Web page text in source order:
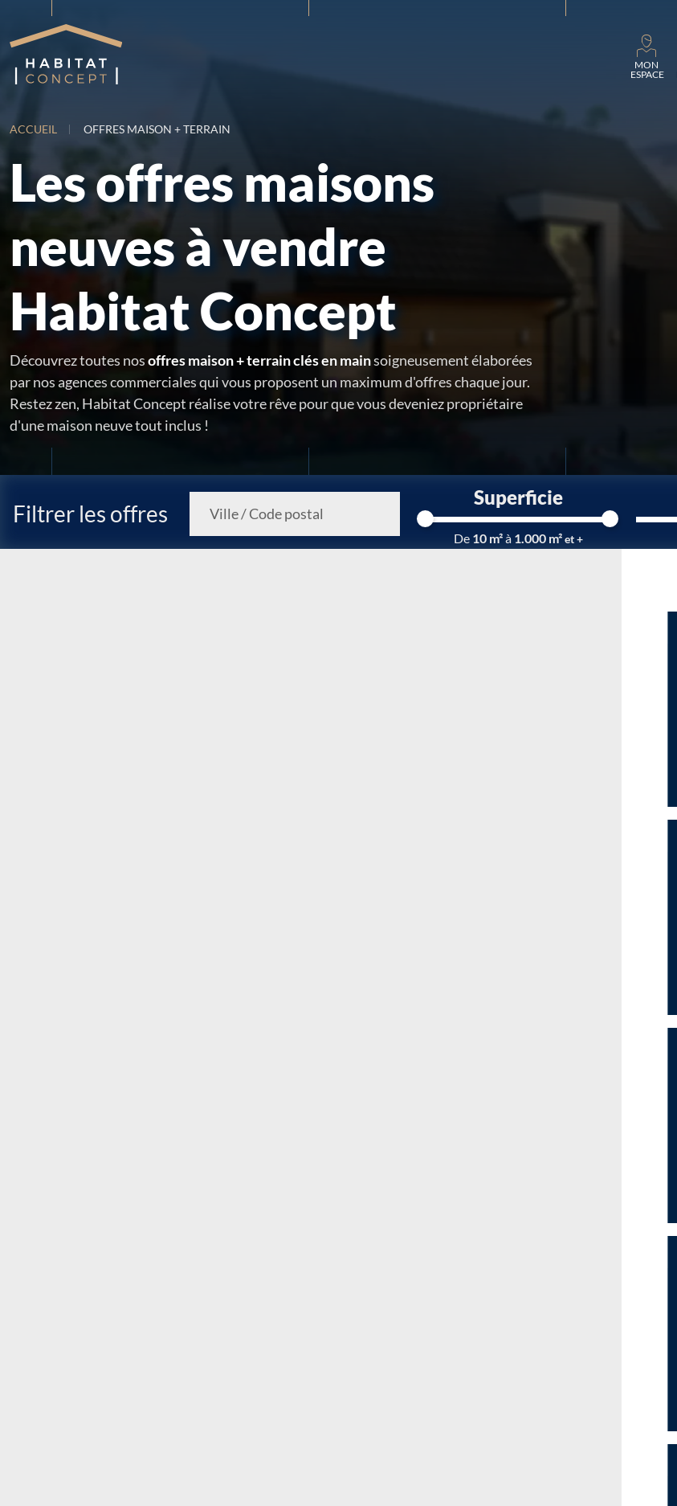
MON
ESPACE
ACCUEIL OFFRES MAISON + TERRAIN
Les offres maisons
neuves à vendre
Habitat Concept
Découvrez toutes nosoffres maison + terrain clés en mainsoigneusement élaborées
par nos agences commerciales qui vous proposent un maximum d'offres chaque jour.
Restez zen, Habitat Concept réalise votre rêve pour que vous deveniez propriétaire
d'une maison neuve tout inclus !
Filtrer les offres
Superficie
De 10 m²à 1.000 m²et +